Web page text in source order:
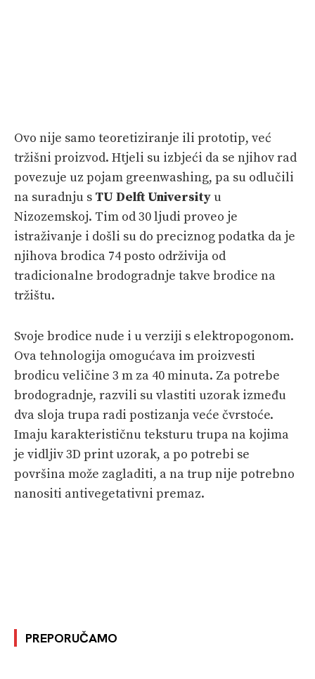
Ovo nije samo teoretiziranje ili prototip, već
tržišni proizvod. Htjeli su izbjeći da se njihov rad
povezuje uz pojam greenwashing, pa su odlučili
na suradnju s TU Delft University u
Nizozemskoj. Tim od 30 ljudi proveo je
istraživanje i došli su do preciznog podatka da je
njihova brodica 74 posto održivija od
tradicionalne brodogradnje takve brodice na
tržištu.
Svoje brodice nude i u verziji s elektropogonom.
Ova tehnologija omogućava im proizvesti
brodicu veličine 3 m za 40 minuta. Za potrebe
brodogradnje, razvili su vlastiti uzorak između
dva sloja trupa radi postizanja veće čvrstoće.
Imaju karakterističnu teksturu trupa na kojima
je vidljiv 3D print uzorak, a po potrebi se
površina može zagladiti, a na trup nije potrebno
nanositi antivegetativni premaz.
PREPORUČAMO